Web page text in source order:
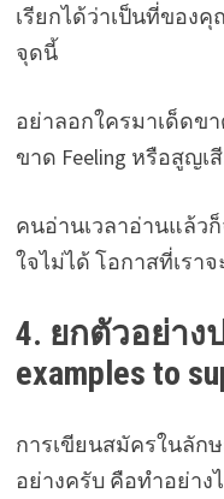
เรียกได้ว่าเป็นที่ของ
จุดนี้
อย่าลอกใครมาเด็ดข
ขาด Feeling หรือสูญ
คนอ่านเวลาอ่านแล้ว
ใจไม่ได้ โอกาสที่เรา
4. ยกตัวอย่าง
examples to
การเขียนสมัครในลัก
อย่างครับ คือทำอย่า